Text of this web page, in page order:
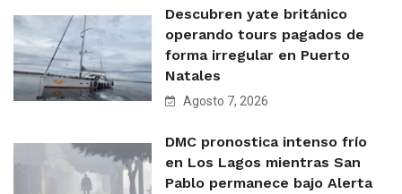
Descubren yate británico
operando tours pagados de
forma irregular en Puerto
Natales
Agosto 7, 2026
DMC pronostica intenso frío
en Los Lagos mientras San
Pablo permanece bajo Alerta